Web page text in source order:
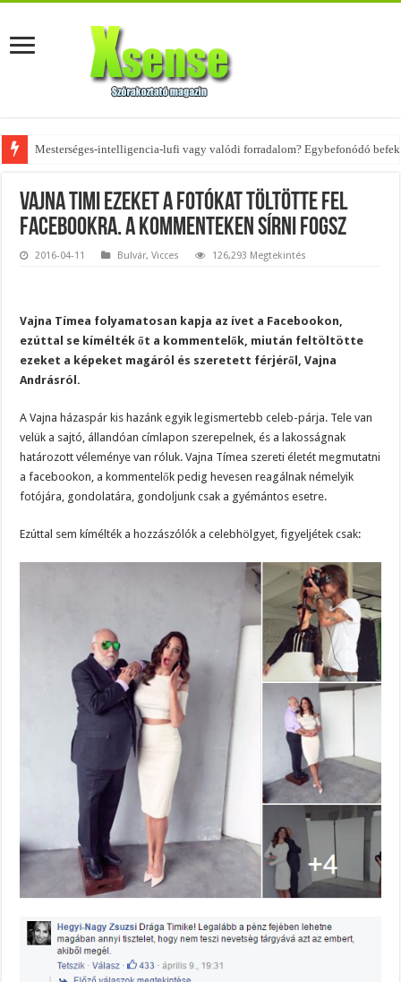
Mesterséges-intelligencia-lufi vagy valódi forradalom? Egybefonódó
Az övtáskák továbbra is trendik – nézd meg, milyen stílusokhoz illenek!
Vajna Timi ezeket a fotókat töltötte fel
Facebookra. A kommenteken sírni fogsz
2016-04-11 Bulvár,Vicces 126,293 Megtekintés
Vajna Tímea folyamatosan kapja az ívet a Facebookon,
ezúttal se kímélték őt a kommentelők, miután feltöltötte
ezeket a képeket magáról és szeretett férjéről, Vajna
Andrásról.
A Vajna házaspár kis hazánk egyik legismertebb celeb-párja. Tele van
velük a sajtó, állandóan címlapon szerepelnek, és a lakosságnak
határozott véleménye van róluk. Vajna Tímea szereti életét megmutatni
a facebookon, a kommentelők pedig hevesen reagálnak némelyik
fotójára, gondolatára, gondoljunk csak a gyémántos esetre.
Ezúttal sem kímélték a hozzászólók a celebhölgyet, figyeljétek csak: